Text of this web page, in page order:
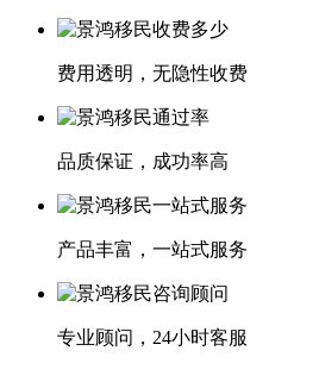
费用透明，无隐性收费
品质保证，成功率高
产品丰富，一站式服务
专业顾问，24小时客服